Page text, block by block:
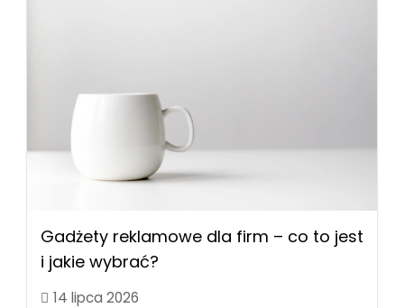
Gadżety reklamowe dla firm – co to jest
i jakie wybrać?
14 lipca 2026